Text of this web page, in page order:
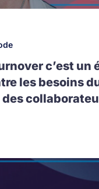
c’est un
les besoins